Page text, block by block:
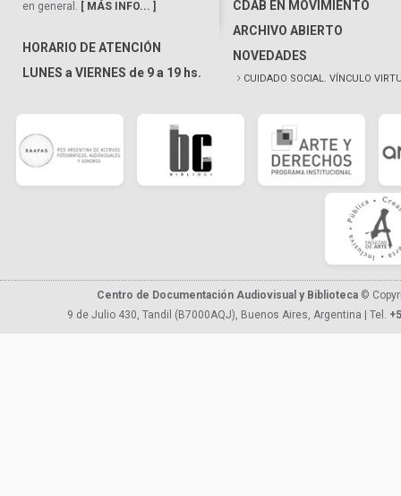
en general. [ MÁS INFO... ]
HORARIO DE ATENCIÓN
LUNES a VIERNES de 9 a 19 hs.
CDAB EN MOVIMIENTO
ARCHIVO ABIERTO
NOVEDADES
CUIDADO SOCIAL. VÍNCULO
Centro de Documentación Audiovisual y Biblioteca ©
9 de Julio 430, Tandil (B7000AQJ), Buenos Aires, Argentina | Tel.